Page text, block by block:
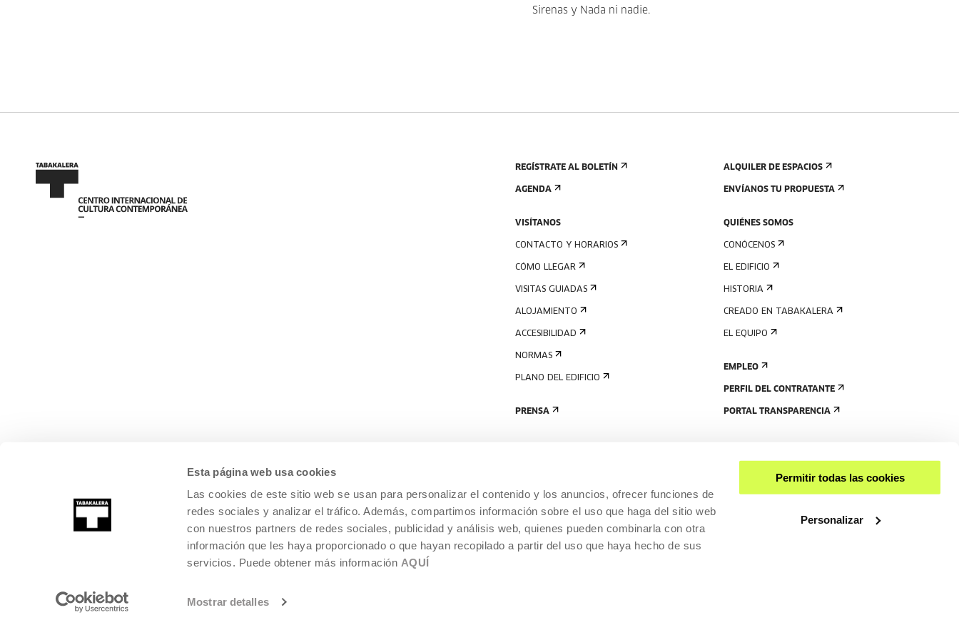
Esta página web usa cookies
Las cookies de este sitio web se usan para personalizar el contenido y los anuncios, ofrecer funciones de
redes sociales y analizar el tráfico. Además, compartimos información sobre el uso que haga del sitio web
con nuestros partners de redes sociales, publicidad y análisis web, quienes pueden combinarla con otra
información que les haya proporcionado o que hayan recopilado a partir del uso que haya hecho de sus
servicios. Puede obtener más información AQUÍ
Mostrar detalles
Permitir todas las cookies
Personalizar
Sirenas y Nada ni nadie.
REGÍSTRATE AL BOLETÍN
AGENDA
VISÍTANOS
CONTACTO Y HORARIOS
CÓMO LLEGAR
VISITAS GUIADAS
ALOJAMIENTO
ACCESIBILIDAD
NORMAS
PLANO DEL EDIFICIO
PRENSA
ALQUILER DE ESPACIOS
ENVÍANOS TU PROPUESTA
QUIÉNES SOMOS
CONÓCENOS
EL EDIFICIO
HISTORIA
CREADO EN TABAKALERA
EL EQUIPO
EMPLEO
PERFIL DEL CONTRATANTE
PORTAL TRANSPARENCIA
DONOSTIA / SAN SEBASTIÁN